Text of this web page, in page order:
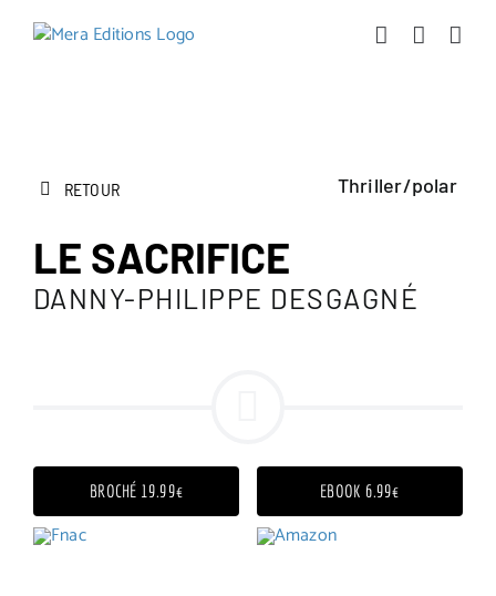
RETOUR Thriller/polar
LE SACRIFICE
DANNY-PHILIPPE DESGAGNÉ
BROCHÉ 19.99€ EBOOK 6.99€